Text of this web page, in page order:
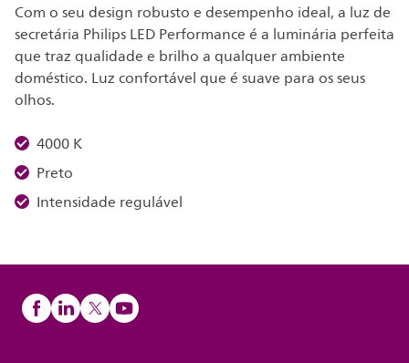
Com o seu design robusto e desempenho ideal, a luz de
secretária Philips LED Performance é a luminária perfeita
que traz qualidade e brilho a qualquer ambiente
doméstico. Luz confortável que é suave para os seus
olhos.
4000 K
Preto
Intensidade regulável